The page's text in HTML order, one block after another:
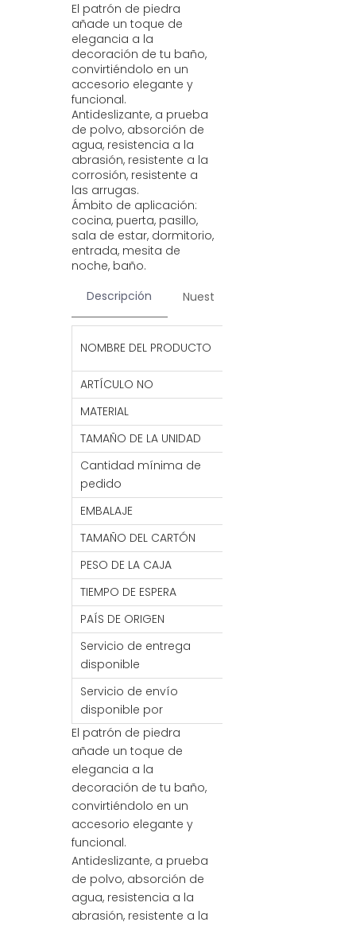
El patrón de piedra
añade un toque de
elegancia a la
decoración de tu baño,
convirtiéndolo en un
accesorio elegante y
funcional.
Antideslizante, a prueba
de polvo, absorción de
agua, resistencia a la
abrasión, resistente a la
corrosión, resistente a
las arrugas.
Ámbito de aplicación:
cocina, puerta, pasillo,
sala de estar, dormitorio,
entrada, mesita de
noche, baño.
Descripción
Nuestros servicios
NOMBRE DEL PRODUCTO
ARTÍCULO NO
MATERIAL
TAMAÑO DE LA UNIDAD
Cantidad mínima de
pedido
EMBALAJE
TAMAÑO DEL CARTÓN
PESO DE LA CAJA
TIEMPO DE ESPERA
PAÍS DE ORIGEN
Servicio de entrega
disponible
Servicio de envío
disponible por
El patrón de piedra
añade un toque de
elegancia a la
decoración de tu baño,
convirtiéndolo en un
accesorio elegante y
funcional.
Antideslizante, a prueba
de polvo, absorción de
agua, resistencia a la
abrasión, resistente a la